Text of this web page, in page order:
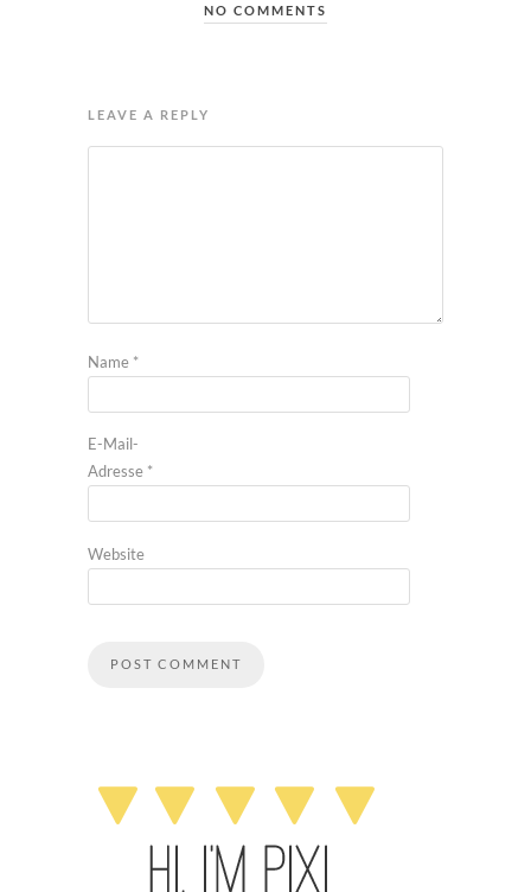
NO COMMENTS
LEAVE A REPLY
Name *
E-Mail-
Adresse *
Website